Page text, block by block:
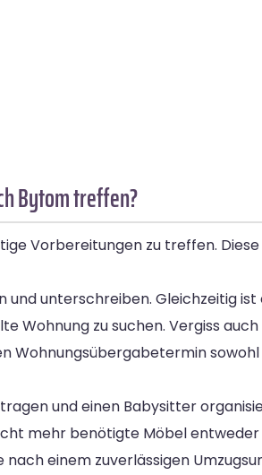
Bytom treffen?
Vorbereitungen zu treffen.
unterschreiben. Gleichzeitig
Wohnung zu suchen. Vergiss
Wohnungsübergabetermin
und einen Babysitter
mehr benötigte Möbel
einem zuverlässigen